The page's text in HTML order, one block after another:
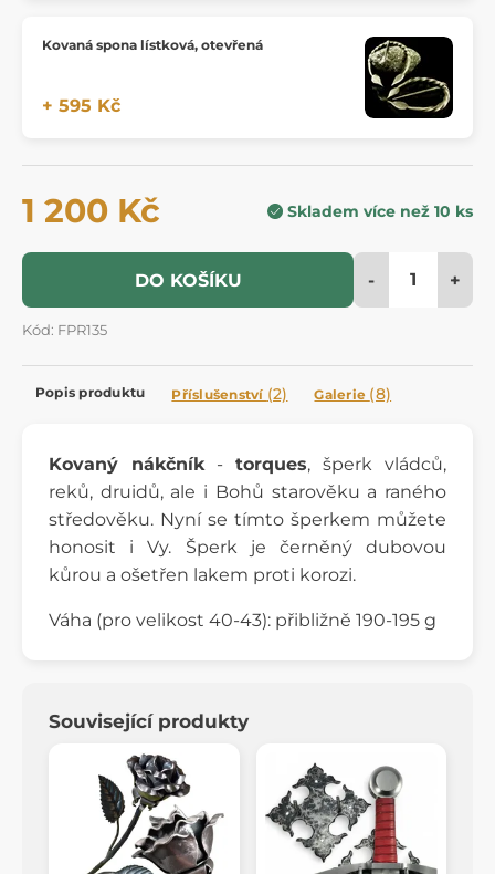
Kovaná spona lístková, otevřená
+ 595 Kč
1 200 Kč Skladem více než 10 ks
DO KOŠÍKU - +
Kód: FPR135
Popis produktu Příslušenství (2) Galerie (8)
Kovaný nákčník - torques, šperk vládců,
reků, druidů, ale i Bohů starověku a raného
středověku. Nyní se tímto šperkem můžete
honosit i Vy. Šperk je černěný dubovou
kůrou a ošetřen lakem proti korozi.
Váha (pro velikost 40-43): přibližně 190-195 g
Související produkty